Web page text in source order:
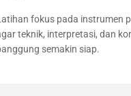
fokus pada instrumen
teknik, interpretasi, dan
semakin siap.